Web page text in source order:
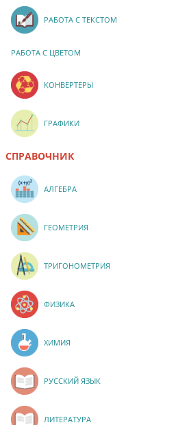
РАБОТА С ТЕКСТОМ
РАБОТА С ЦВЕТОМ
КОНВЕРТЕРЫ
ГРАФИКИ
СПРАВОЧНИК
АЛГЕБРА
ГЕОМЕТРИЯ
ТРИГОНОМЕТРИЯ
ФИЗИКА
ХИМИЯ
РУССКИЙ ЯЗЫК
ЛИТЕРАТУРА